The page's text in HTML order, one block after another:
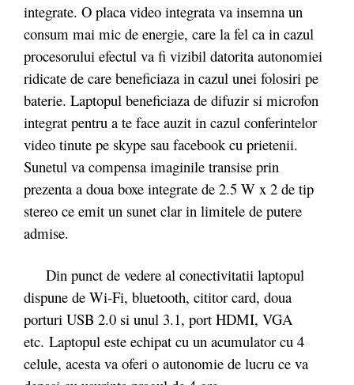
integrate. O placa video integrata va insemna un
consum mai mic de energie, care la fel ca in cazul
procesorului efectul va fi vizibil datorita autonomiei
ridicate de care beneficiaza in cazul unei folosiri pe
baterie. Laptopul beneficiaza de difuzir si microfon
integrat pentru a te face auzit in cazul conferintelor
video tinute pe skype sau facebook cu prietenii.
Sunetul va compensa imaginile transise prin
prezenta a doua boxe integrate de 2.5 W x 2 de tip
stereo ce emit un sunet clar in limitele de putere
admise.
Din punct de vedere al conectivitatii laptopul
dispune de Wi-Fi, bluetooth, cititor card, doua
porturi USB 2.0 si unul 3.1, port HDMI, VGA
etc. Laptopul este echipat cu un acumulator cu 4
celule, acesta va oferi o autonomie de lucru ce va